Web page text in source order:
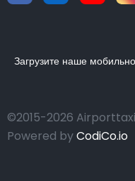
Загрузите наше
©2015-2026
Powered byCodiCo.io